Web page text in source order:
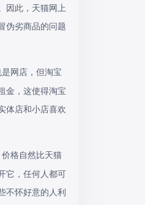
因此，天猫网上
伪劣商品的问题
网店，但淘宝
金，这使得淘宝
体店和小店喜欢
格自然比天猫
它，任何人都可
不怀好意的人利